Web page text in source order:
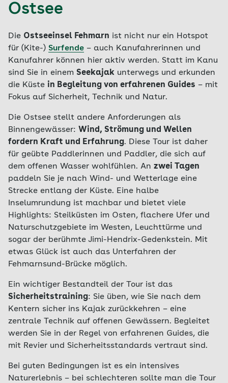
Ostsee
Die Ostseeinsel Fehmarn ist nicht nur ein Hotspot
für (Kite-) Surfende – auch Kanufahrerinnen und
Kanufahrer können hier aktiv werden. Statt im Kanu
sind Sie in einem Seekajak unterwegs und erkunden
die Küste in Begleitung von erfahrenen Guides – mit
Fokus auf Sicherheit, Technik und Natur.
Die Ostsee stellt andere Anforderungen als
Binnengewässer: Wind, Strömung und Wellen
fordern Kraft und Erfahrung. Diese Tour ist daher
für geübte Paddlerinnen und Paddler, die sich auf
dem offenen Wasser wohlfühlen. An zwei Tagen
paddeln Sie je nach Wind- und Wetterlage eine
Strecke entlang der Küste. Eine halbe
Inselumrundung ist machbar und bietet viele
Highlights: Steilküsten im Osten, flachere Ufer und
Naturschutzgebiete im Westen, Leuchttürme und
sogar der berühmte Jimi-Hendrix-Gedenkstein. Mit
etwas Glück ist auch das Unterfahren der
Fehmarnsund-Brücke möglich.
Ein wichtiger Bestandteil der Tour ist das
Sicherheitstraining: Sie üben, wie Sie nach dem
Kentern sicher ins Kajak zurückkehren – eine
zentrale Technik auf offenen Gewässern. Begleitet
werden Sie in der Regel von erfahrenen Guides, die
mit Revier und Sicherheitsstandards vertraut sind.
Bei guten Bedingungen ist es ein intensives
Naturerlebnis – bei schlechteren sollte man die Tour